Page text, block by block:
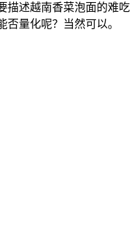
述越南香菜泡面的难
否量化呢？当然可以。